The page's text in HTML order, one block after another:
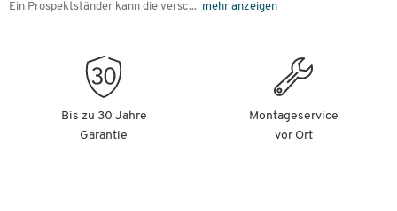
Ein Prospektständer kann die versc... mehr anzeigen
Bis zu 30 Jahre
Garantie
Montageservice
vor Ort